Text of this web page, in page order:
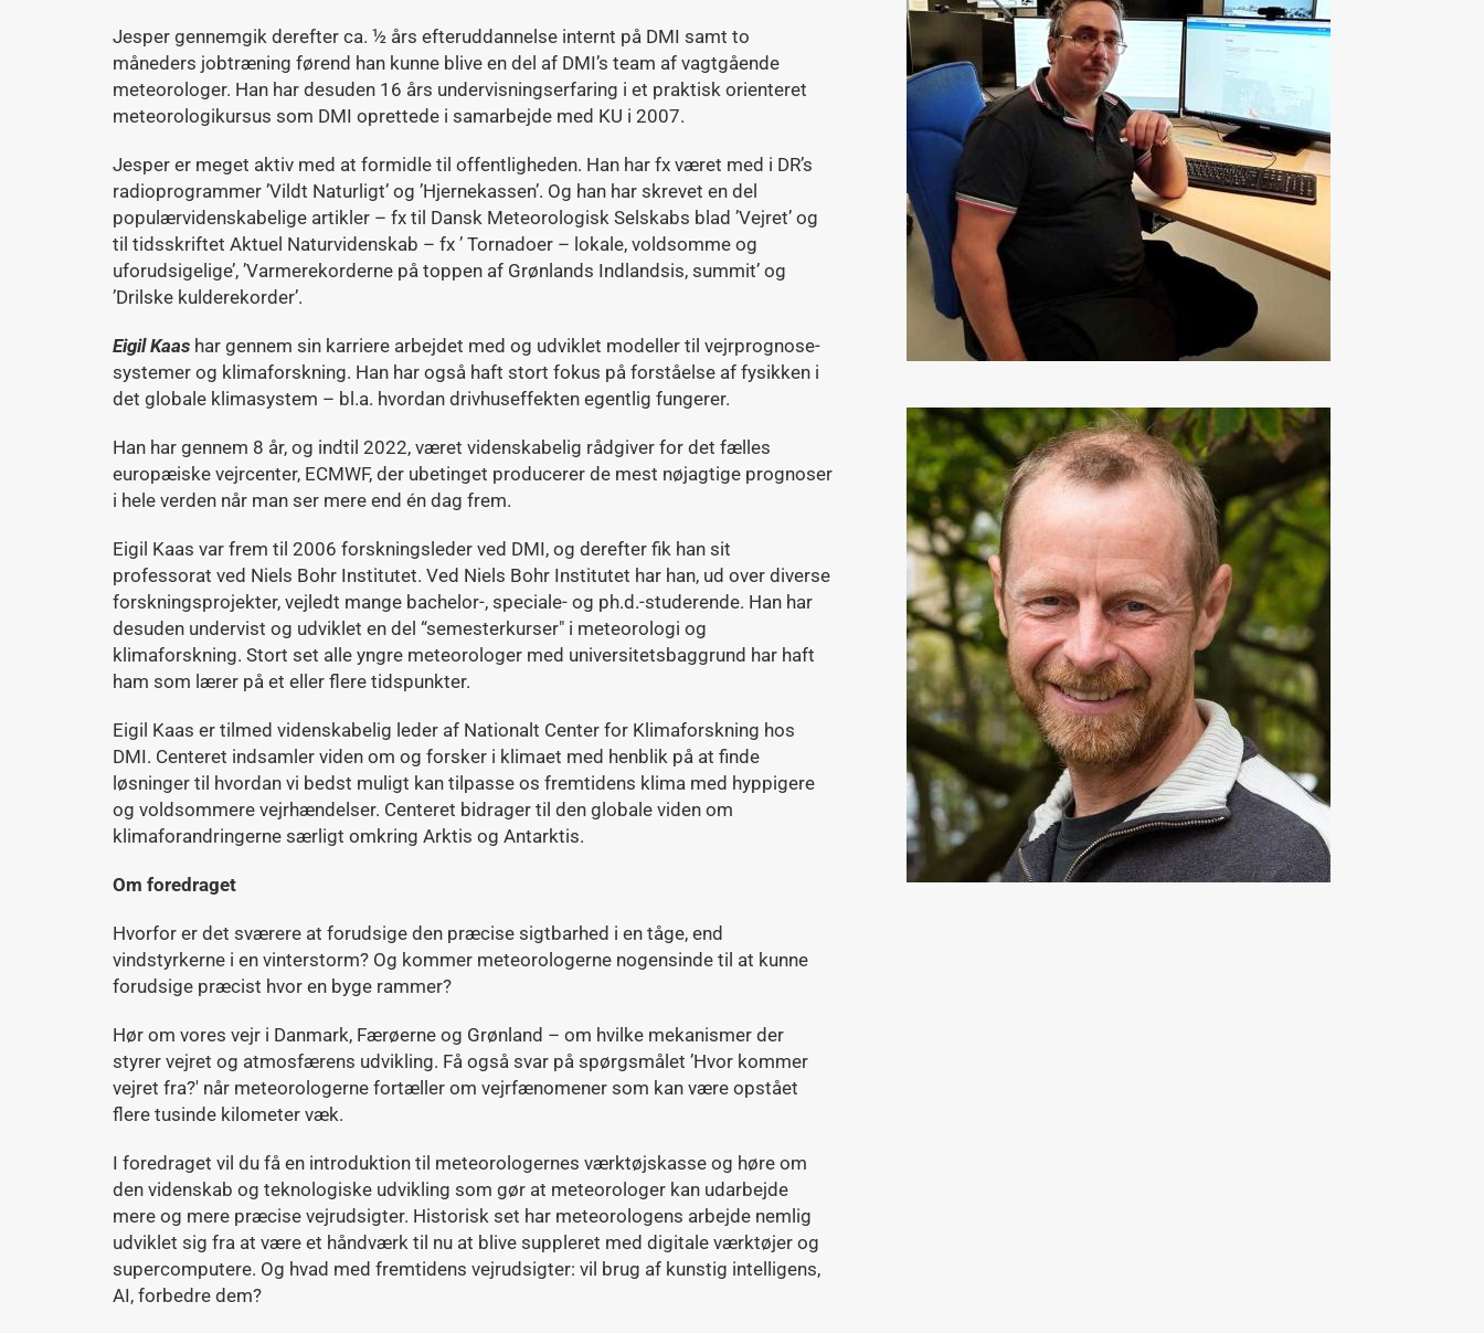
Jesper gennemgik derefter ca. ½ års efteruddannelse internt på DMI samt to
måneders jobtræning førend han kunne blive en del af DMI’s team af vagtgående
meteorologer. Han har desuden 16 års undervisningserfaring i et praktisk orienteret
meteorologikursus som DMI oprettede i samarbejde med KU i 2007.
Jesper er meget aktiv med at formidle til offentligheden. Han har fx været med i DR’s
radioprogrammer ’Vildt Naturligt’ og ’Hjernekassen’. Og han har skrevet en del
populærvidenskabelige artikler – fx til Dansk Meteorologisk Selskabs blad ’Vejret’ og
til tidsskriftet Aktuel Naturvidenskab – fx ’ Tornadoer – lokale, voldsomme og
uforudsigelige’, ’Varmerekorderne på toppen af Grønlands Indlandsis, summit’ og
’Drilske kulderekorder’.
Eigil Kaas har gennem sin karriere arbejdet med og udviklet modeller til vejrprognose-
systemer og klimaforskning. Han har også haft stort fokus på forståelse af fysikken i
det globale klimasystem – bl.a. hvordan drivhuseffekten egentlig fungerer.
Han har gennem 8 år, og indtil 2022, været videnskabelig rådgiver for det fælles
europæiske vejrcenter, ECMWF, der ubetinget producerer de mest nøjagtige prognoser
i hele verden når man ser mere end én dag frem.
Eigil Kaas var frem til 2006 forskningsleder ved DMI, og derefter fik han sit
professorat ved Niels Bohr Institutet. Ved Niels Bohr Institutet har han, ud over diverse
forskningsprojekter, vejledt mange bachelor-, speciale- og ph.d.-studerende. Han har
desuden undervist og udviklet en del “semesterkurser" i meteorologi og
klimaforskning. Stort set alle yngre meteorologer med universitetsbaggrund har haft
ham som lærer på et eller flere tidspunkter.
Eigil Kaas er tilmed videnskabelig leder af Nationalt Center for Klimaforskning hos
DMI. Centeret indsamler viden om og forsker i klimaet med henblik på at finde
løsninger til hvordan vi bedst muligt kan tilpasse os fremtidens klima med hyppigere
og voldsommere vejrhændelser. Centeret bidrager til den globale viden om
klimaforandringerne særligt omkring Arktis og Antarktis.
Om foredraget
Hvorfor er det sværere at forudsige den præcise sigtbarhed i en tåge, end
vindstyrkerne i en vinterstorm? Og kommer meteorologerne nogensinde til at kunne
forudsige præcist hvor en byge rammer?
Hør om vores vejr i Danmark, Færøerne og Grønland – om hvilke mekanismer der
styrer vejret og atmosfærens udvikling. Få også svar på spørgsmålet ’Hvor kommer
vejret fra?' når meteorologerne fortæller om vejrfænomener som kan være opstået
flere tusinde kilometer væk.
I foredraget vil du få en introduktion til meteorologernes værktøjskasse og høre om
den videnskab og teknologiske udvikling som gør at meteorologer kan udarbejde
mere og mere præcise vejrudsigter. Historisk set har meteorologens arbejde nemlig
udviklet sig fra at være et håndværk til nu at blive suppleret med digitale værktøjer og
supercomputere. Og hvad med fremtidens vejrudsigter: vil brug af kunstig intelligens,
AI, forbedre dem?